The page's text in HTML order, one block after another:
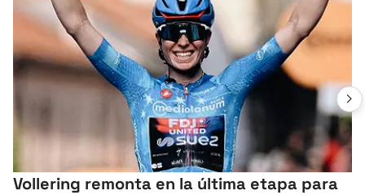
Vollering remonta en la última etapa para